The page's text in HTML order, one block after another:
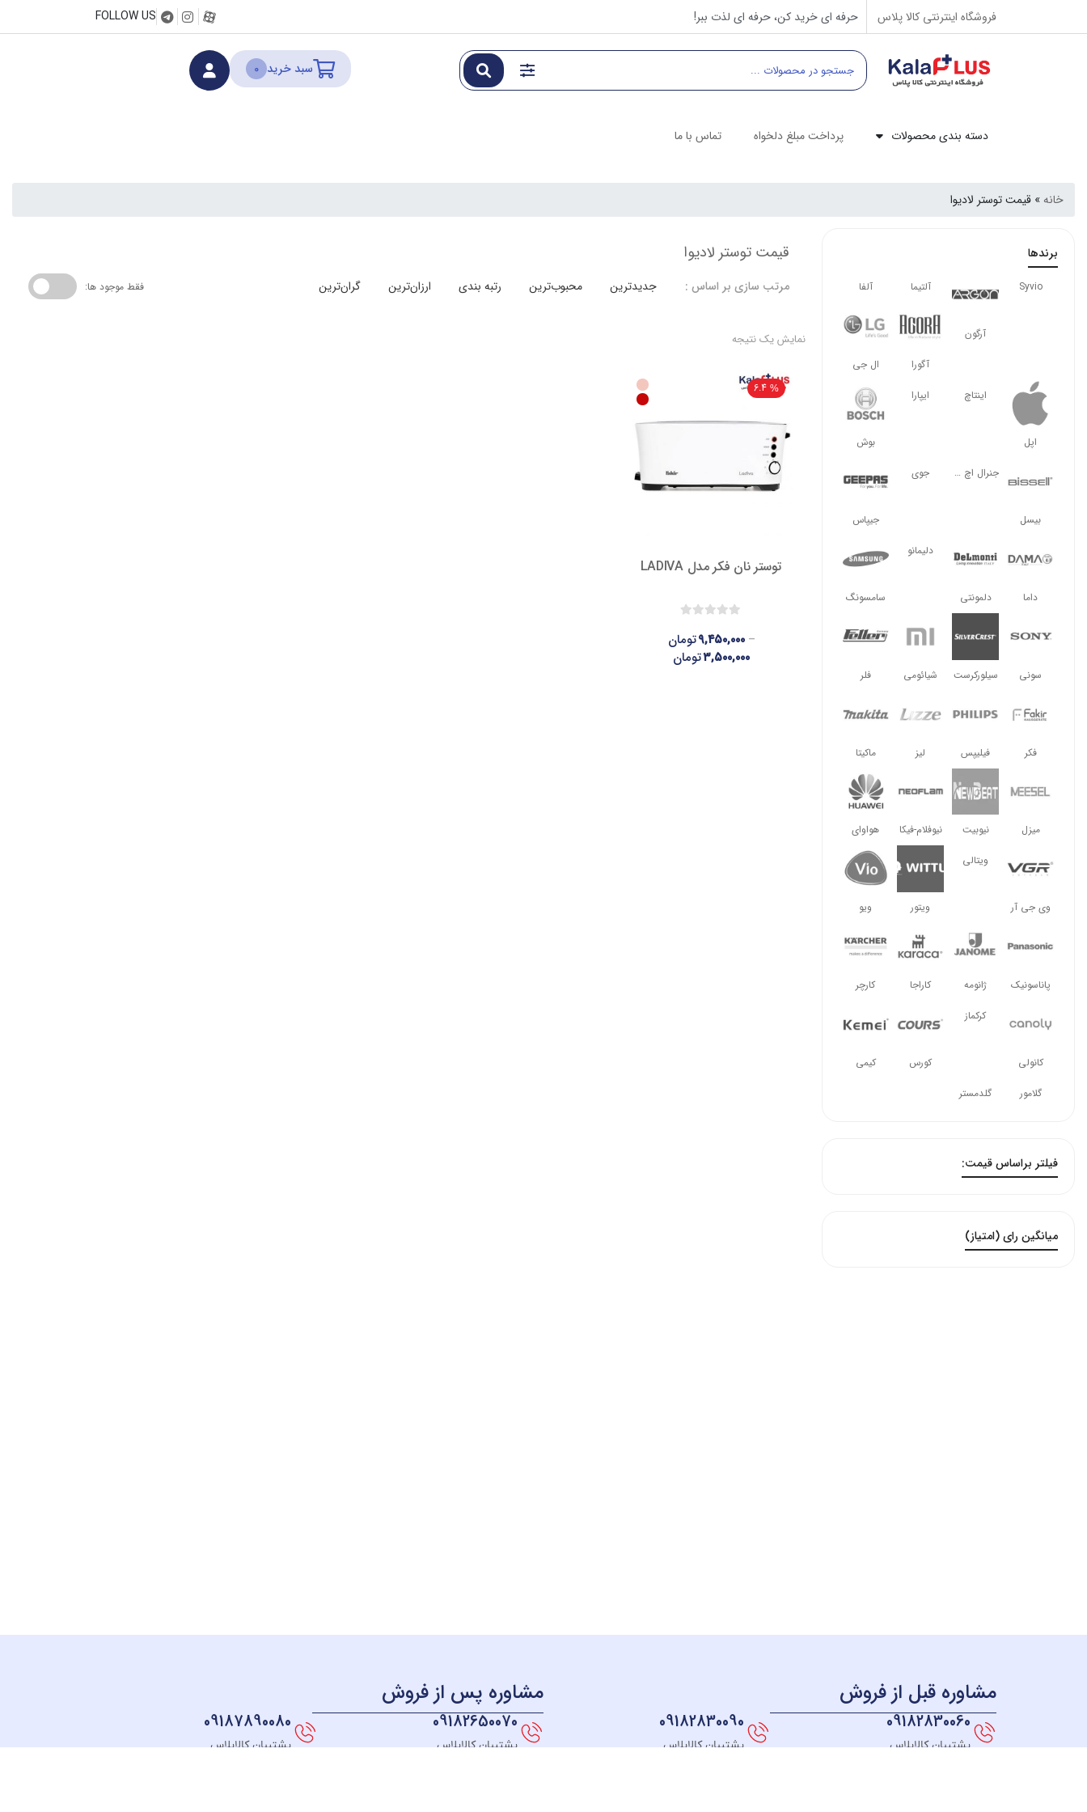
فروشگاه اینترنتی کالا پلاس حرفه ای خرید کن، حرفه ای لذت ببر! FOLLOW US
سبد خرید 0
دسته بندی محصولات پرداخت مبلغ دلخواه تماس با ما
خانه» قیمت توستر لادیوا
قیمت توستر لادیوا
مرتب سازی بر اساس : جدیدترین محبوب‌ترین رتبه بندی ارزان‌ترین گران‌ترین فقط موجود ها:
نمایش یک نتیجه
6.4
توستر نان فکر مدل LADIVA
تومان۹,۴۵۰,۰۰۰ –
تومان۳,۵۰۰,۰۰۰
برندها
Syvio
آرگون
آلتیما آلفا
آگورا ال جی
اپل
اینتاچ ایپارا
بوش
بیسل
جنرال اچ ال جوی
جیپاس
داما دلمونتی
دلیمانو
سامسونگ
سونی سیلورکرست شیائومی فلر
فکر فیلیپس لیز ماکیتا
میزل نیوبیت نیوفلام-فیکا هواوای
وی جی آر
ویتالی
ویتور ویو
پاناسونیک ژانومه کاراجا کارچر
کانولی
کرکماز
کورس
کیمی
گلامور
گلدمستر
فیلتر براساس قیمت:
میانگین رای (امتیاز)
مشاوره قبل از فروش
09182830060
پشتیبان کالاپلاس
09182830090
پشتیبان کالاپلاس
مشاوره پس از فروش
09182650070
پشتیبان کالاپلاس
09187890080
پشتیبان کالاپلاس